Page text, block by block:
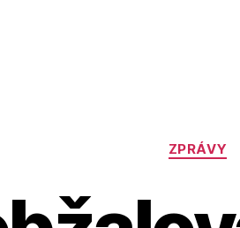
ZPRÁVY